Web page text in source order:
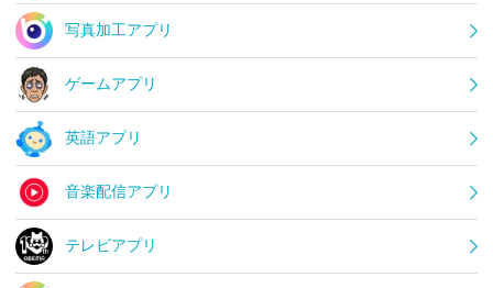
写真加工アプリ
ゲームアプリ
英語アプリ
音楽配信アプリ
テレビアプリ